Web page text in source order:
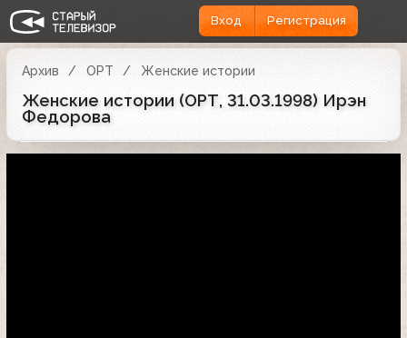
Вход Регистрация
Архив ОРТ Женские истории
Женские истории (ОРТ, 31.03.1998) Ирэн
Федорова